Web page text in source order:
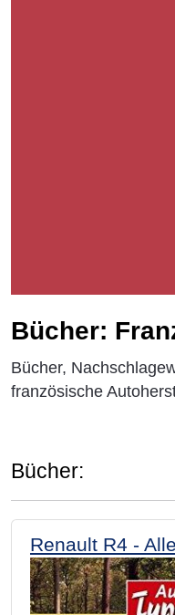
Bücher:
Bücher,
französische
Bücher:
Renault R4 -